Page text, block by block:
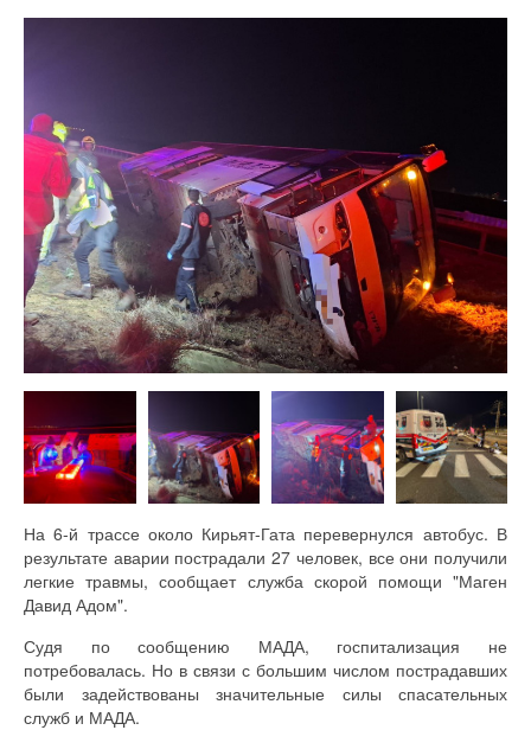
На 6-й трассе около Кирьят-Гата перевернулся автобус. В
результате аварии пострадали 27 человек, все они получили
легкие травмы, сообщает служба скорой помощи "Маген
Давид Адом".
Судя по сообщению МАДА, госпитализация не
потребовалась. Но в связи с большим числом пострадавших
были задействованы значительные силы спасательных
служб и МАДА.